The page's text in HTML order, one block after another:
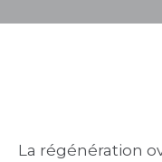
La régénération